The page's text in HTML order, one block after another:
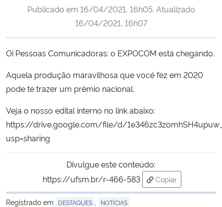
Ministério da Cidadania
Ministério da Ciência, Tecnologia, Inovações e Comunicações
Ministério do Meio Ambiente
Ministério do Turismo
Ministério do Desenvolvimento Regional
Controladoria-Geral da União
Publicado em 16/04/2021, 16h05. Atualizado
16/04/2021, 16h07
Oi Pessoas Comunicadoras: o EXPOCOM está chegando.
Aquela produção maravilhosa que você fez em 2020
pode te trazer um prêmio nacional.
Veja o nosso edital interno no link abaixo:
https://drive.google.com/file/d/
usp=sharing
Divulgue este conteúdo:
https://ufsm.br/r-466-583
Copiar
para área de
Registrado em
DESTAQUES NOTÍCIAS